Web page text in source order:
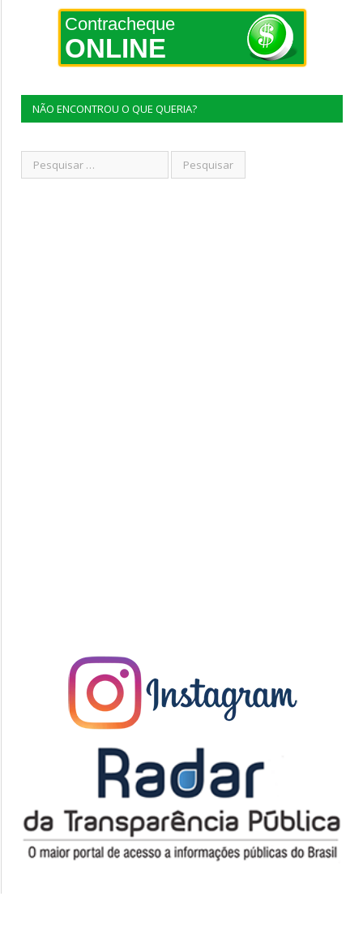
Contracheque
ONLINE
NÃO ENCONTROU O QUE QUERIA?